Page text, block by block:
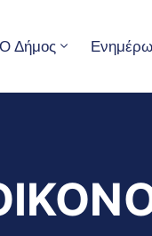
Ο Δήμος